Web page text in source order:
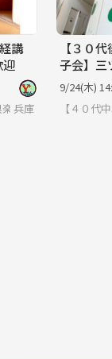
講
Y's倶楽部兵庫
【３０
子会】三
に行こう
9/24(木)
【４０代